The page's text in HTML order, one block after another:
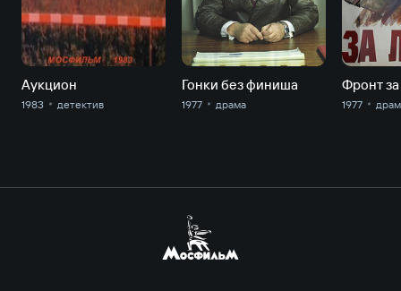
Аукцион
1983 детектив
Гонки без финиша
1977 драма 1977